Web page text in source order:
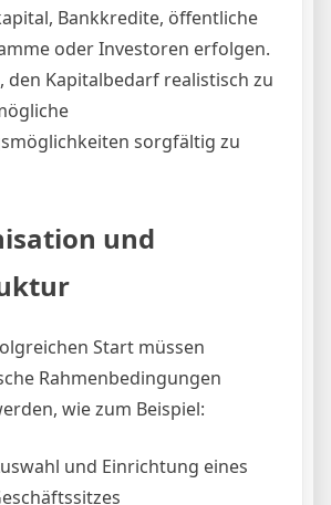
Bankkredite, öffentliche
oder Investoren erfolgen.
den Kapitalbedarf realistisch zu
sorgfältig zu
und
Start müssen
Rahmenbedingungen
wie zum Beispiel:
und Einrichtung eines